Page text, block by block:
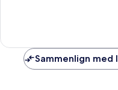
Sammenlign